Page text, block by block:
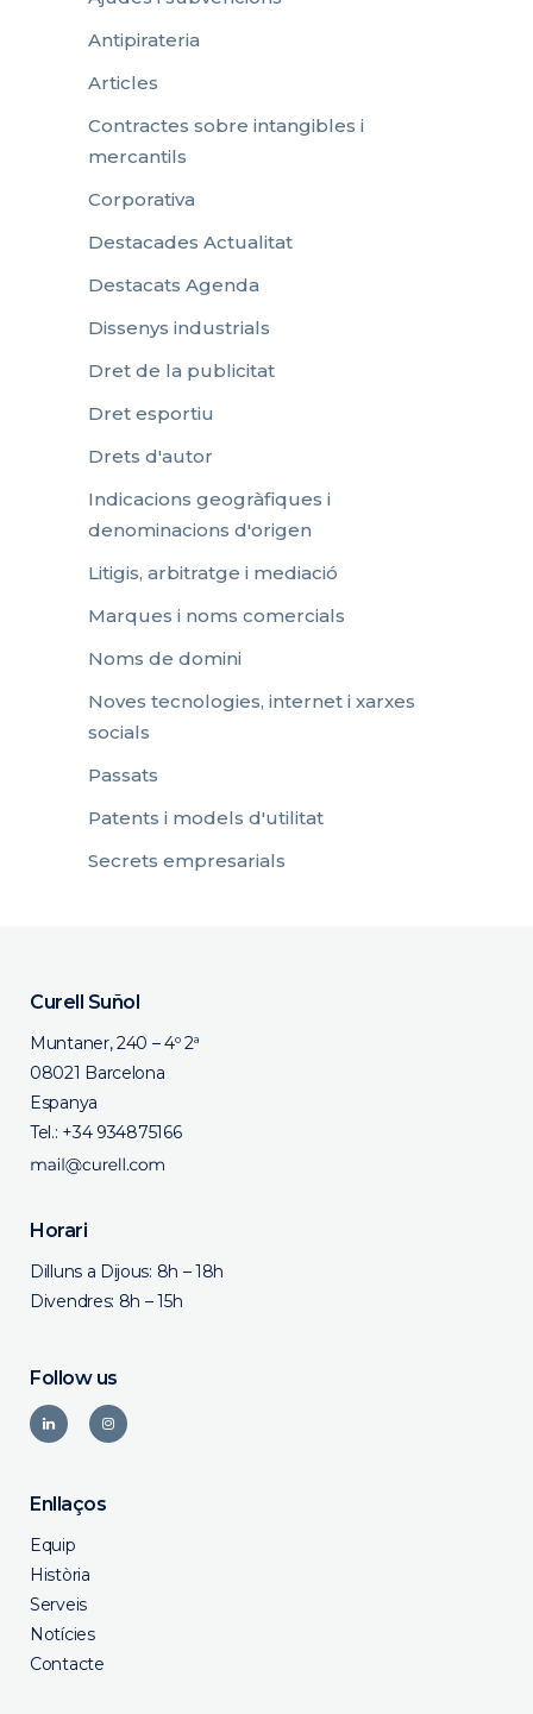
Antipirateria
Articles
Contractes sobre intangibles i
mercantils
Corporativa
Destacades Actualitat
Destacats Agenda
Dissenys industrials
Dret de la publicitat
Dret esportiu
Drets d'autor
Indicacions geogràfiques i
denominacions d'origen
Litigis, arbitratge i mediació
Marques i noms comercials
Noms de domini
Noves tecnologies, internet i xarxes
socials
Passats
Patents i models d'utilitat
Secrets empresarials
Curell Suñol
Muntaner, 240 – 4º 2ª
08021 Barcelona
Espanya
Tel.: +34 934875166
Horari
Dilluns a Dijous: 8h – 18h
Divendres: 8h – 15h
Follow us
Enllaços
Equip
Història
Serveis
Notícies
Contacte